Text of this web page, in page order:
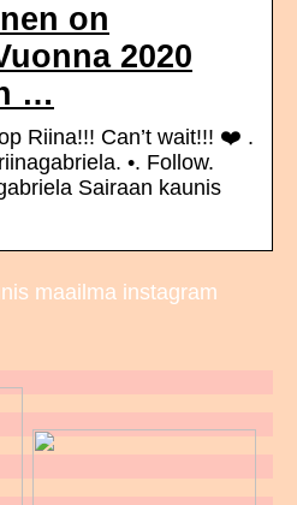
on
2020
…
Riina!!! Can’t wait!!! ❤️ .
•. Follow.
Sairaan kaunis
maailma instagram